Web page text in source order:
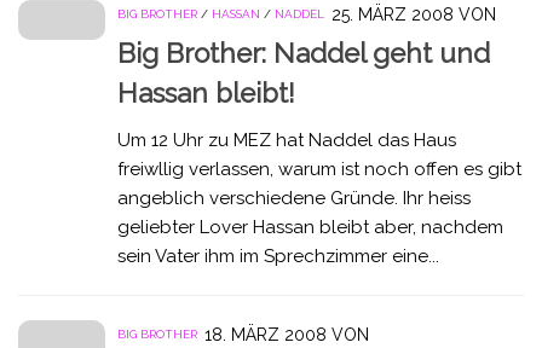
BIG BROTHER / HASSAN / NADDEL 25. MÄRZ 2008 VON
Big Brother: Naddel geht und
Hassan bleibt!
Um 12 Uhr zu MEZ hat Naddel das Haus
freiwllig verlassen, warum ist noch offen es gibt
angeblich verschiedene Gründe. Ihr heiss
geliebter Lover Hassan bleibt aber, nachdem
sein Vater ihm im Sprechzimmer eine...
BIG BROTHER 18. MÄRZ 2008 VON